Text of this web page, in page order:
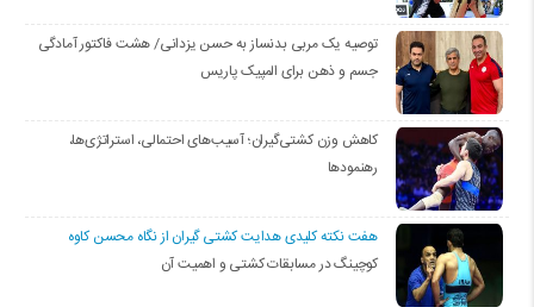
توصیه یک مربی بدنساز به حسن یزدانی/ هشت فاکتور آمادگی
جسم و ذهن برای المپیک پاریس
کاهش وزن کشتی‌گیران؛ آسیب‌های احتمالی، استراتژی‌ها،
رهنمودها
هفت نکته کلیدی هدایت کشتی گیران از نگاه محسن کاوه
کوچینگ در مسابقات کشتی و اهمیت آن